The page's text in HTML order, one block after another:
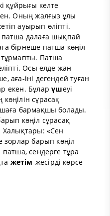
құйрығы келте
Оның жалғыз ұлы
ауырып өліпті.
патша далаға шықпай
бірнеше патша көңіл
Патша
Осы елде жан
іні дегендей туған
екен. Бұларүшеуі
сұрасақ
бармақшы болады.
көңіл сұрасақ
Халықтары: «Сен
зорлар барып көңіл
сендерге тұра
жетім-жесірді көрсе